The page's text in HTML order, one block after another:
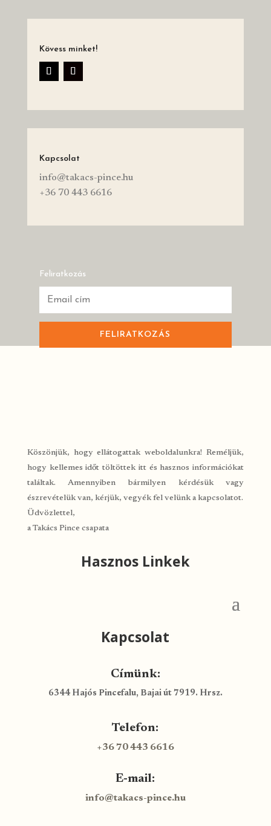
Kövess minket!
Kapcsolat
info@takacs-pince.hu
+36 70 443 6616
Feliratkozás
FELIRATKOZÁS
Köszönjük, hogy ellátogattak weboldalunkra! Reméljük,
hogy kellemes időt töltöttek itt és hasznos információkat
találtak. Amennyiben bármilyen kérdésük vagy
észrevételük van, kérjük, vegyék fel velünk a kapcsolatot.
Üdvözlettel,
a Takács Pince csapata
Hasznos Linkek
Kapcsolat
Címünk:
6344 Hajós Pincefalu, Bajai út 7919. Hrsz.
Telefon:
+36 70 443 6616
E-mail:
info@takacs-pince.hu